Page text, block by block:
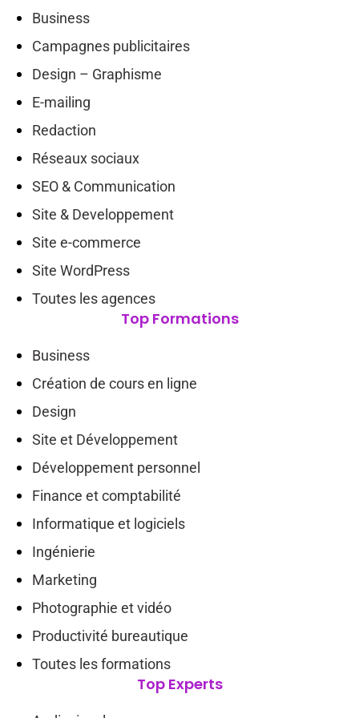
Business
Campagnes publicitaires
Design – Graphisme
E-mailing
Redaction
Réseaux sociaux
SEO & Communication
Site & Developpement
Site e-commerce
Site WordPress
Toutes les agences
Top Formations
Business
Création de cours en ligne
Design
Site et Développement
Développement personnel
Finance et comptabilité
Informatique et logiciels
Ingénierie
Marketing
Photographie et vidéo
Productivité bureautique
Toutes les formations
Top Experts